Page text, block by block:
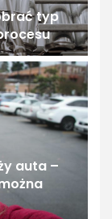
typ
auta –